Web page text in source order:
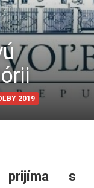
2019
prijíma s